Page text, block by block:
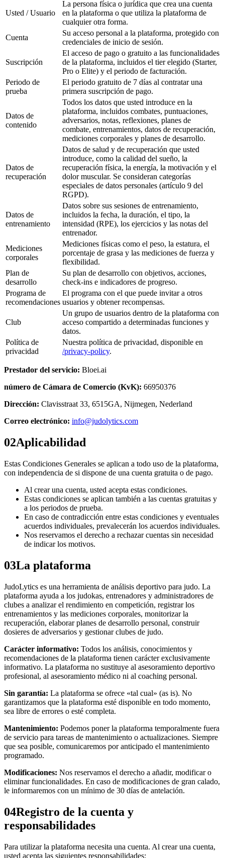
Usted / Usuario
La persona física o jurídica que crea una cuenta
en la plataforma o que utiliza la plataforma de
cualquier otra forma.
Cuenta
Su acceso personal a la plataforma, protegido con
credenciales de inicio de sesión.
Suscripción
El acceso de pago o gratuito a las funcionalidades
de la plataforma, incluidos el tier elegido (Starter,
Pro o Elite) y el periodo de facturación.
Periodo de
prueba
El periodo gratuito de 7 días al contratar una
primera suscripción de pago.
Datos de
contenido
Todos los datos que usted introduce en la
plataforma, incluidos combates, puntuaciones,
adversarios, notas, reflexiones, planes de
combate, entrenamientos, datos de recuperación,
mediciones corporales y planes de desarrollo.
Datos de
recuperación
Datos de salud y de recuperación que usted
introduce, como la calidad del sueño, la
recuperación física, la energía, la motivación y el
dolor muscular. Se consideran categorías
especiales de datos personales (artículo 9 del
RGPD).
Datos de
entrenamiento
Datos sobre sus sesiones de entrenamiento,
incluidos la fecha, la duración, el tipo, la
intensidad (RPE), los ejercicios y las notas del
entrenador.
Mediciones
corporales
Mediciones físicas como el peso, la estatura, el
porcentaje de grasa y las mediciones de fuerza y
flexibilidad.
Plan de
desarrollo
Su plan de desarrollo con objetivos, acciones,
check-ins e indicadores de progreso.
Programa de
recomendaciones
El programa con el que puede invitar a otros
usuarios y obtener recompensas.
Club
Un grupo de usuarios dentro de la plataforma con
acceso compartido a determinadas funciones y
datos.
Política de
privacidad
Nuestra política de privacidad, disponible en
/privacy-policy.
Prestador del servicio: Bloei.ai
número de Cámara de Comercio (KvK): 66950376
Dirección: Clavisstraat 33, 6515GA, Nijmegen, Nederland
Correo electrónico: info@judolytics.com
02Aplicabilidad
Estas Condiciones Generales se aplican a todo uso de la plataforma,
con independencia de si dispone de una cuenta gratuita o de pago.
Al crear una cuenta, usted acepta estas condiciones.
Estas condiciones se aplican también a las cuentas gratuitas y
a los periodos de prueba.
En caso de contradicción entre estas condiciones y eventuales
acuerdos individuales, prevalecerán los acuerdos individuales.
Nos reservamos el derecho a rechazar cuentas sin necesidad
de indicar los motivos.
03La plataforma
JudoLytics es una herramienta de análisis deportivo para judo. La
plataforma ayuda a los judokas, entrenadores y administradores de
clubes a analizar el rendimiento en competición, registrar los
entrenamientos y las mediciones corporales, monitorizar la
recuperación, elaborar planes de desarrollo personal, construir
dosieres de adversarios y gestionar clubes de judo.
Carácter informativo: Todos los análisis, conocimientos y
recomendaciones de la plataforma tienen carácter exclusivamente
informativo. La plataforma no sustituye al asesoramiento deportivo
profesional, al asesoramiento médico ni al coaching personal.
Sin garantía: La plataforma se ofrece «tal cual» (as is). No
garantizamos que la plataforma esté disponible en todo momento,
sea libre de errores o esté completa.
Mantenimiento: Podemos poner la plataforma temporalmente fuera
de servicio para tareas de mantenimiento o actualizaciones. Siempre
que sea posible, comunicaremos por anticipado el mantenimiento
programado.
Modificaciones: Nos reservamos el derecho a añadir, modificar o
eliminar funcionalidades. En caso de modificaciones de gran calado,
le informaremos con un mínimo de 30 días de antelación.
04Registro de la cuenta y
responsabilidades
Para utilizar la plataforma necesita una cuenta. Al crear una cuenta,
usted acepta las siguientes responsabilidades: